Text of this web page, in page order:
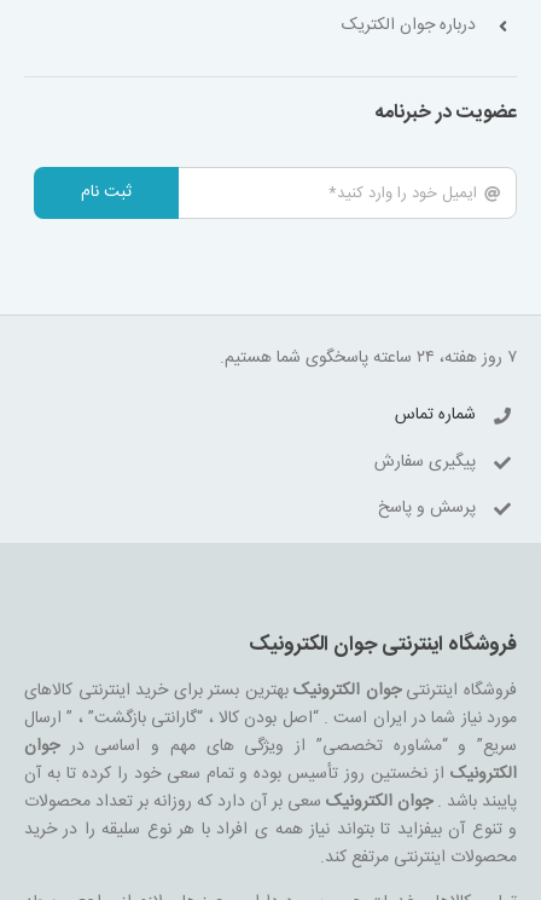
درباره جوان الکتریک
عضویت در خبرنامه
ثبت نام
۷ روز هفته، ۲۴ ساعته پاسخگوی شما هستیم.
شماره تماس
پیگیری سفارش
پرسش و پاسخ
فروشگاه اینترنتی جوان الکترونیک
فروشگاه اینترنتیجوان الکترونیکبهترین بستر برای خرید اینترنتی کالاهای
مورد نیاز شما در ایران است . “اصل بودن کالا ، “گارانتی بازگشت” ، ” ارسال
سریع” و “مشاوره تخصصی” از ویژگی های مهم و اساسی درجوان
الکترونیکاز نخستین روز تأسیس بوده و تمام سعی خود را کرده تا به آن
پایبند باشد .جوان الکترونیکسعی بر آن دارد که روزانه بر تعداد محصولات
و تنوع آن بیفزاید تا بتواند نیاز همه ی افراد با هر نوع سلیقه را در خرید
محصولات اینترنتی مرتفع کند.